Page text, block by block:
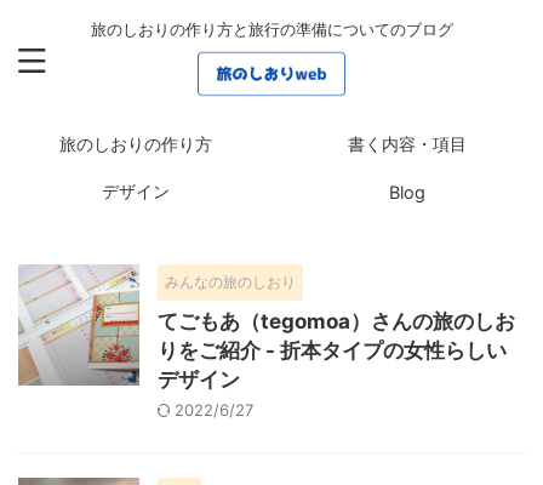
旅のしおりの作り方と旅行の準備についてのブログ
旅のしおりの作り方 書く内容・項目
デザイン Blog
みんなの旅のしおり
てごもあ（tegomoa）さんの旅のしお
りをご紹介 - 折本タイプの女性らしい
デザイン
2022/6/27